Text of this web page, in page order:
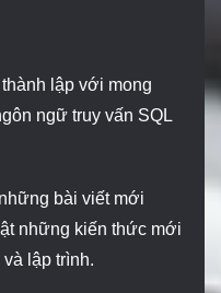
lập với mong
ngữ truy vấn SQL
bài viết mới
những kiến thức mới
lập trình.